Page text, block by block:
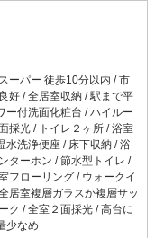
ーパー 徒歩10分以内 / 市
好 / 全居室収納 / 駅まで平
ー付洗面化粧台 / ハイルー
採光 / トイレ２ヶ所 / 浴室
水洗浄便座 / 床下収納 / 浴
ターホン / 節水型トイレ /
フローリング / ウォークイ
居室複層ガラスか複層サッ
ク / 全室２面採光 / 高台に
少なめ